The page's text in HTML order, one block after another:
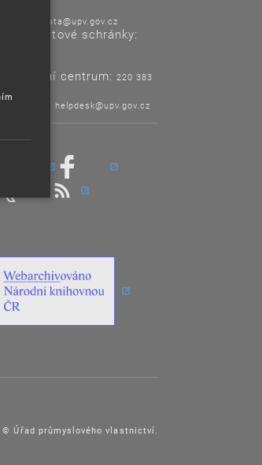
posta@upv.gov.cz
Adresa datové schránky:
centrum: 220 383
helpdesk@upv.gov.cz
© Úřad průmyslového vlastnictví.